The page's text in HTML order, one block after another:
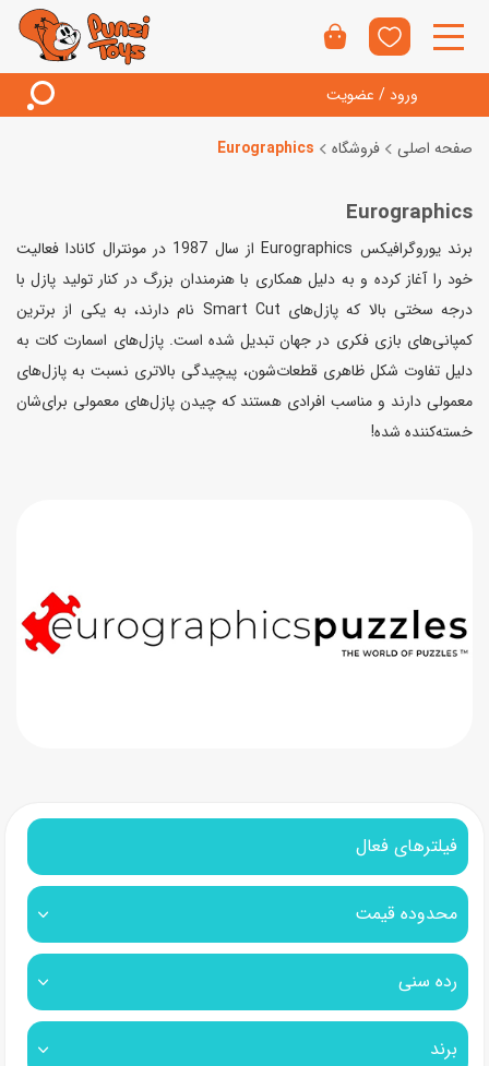
ورود / عضویت
صفحه اصلی فروشگاه Eurographics
Eurographics
برند یوروگرافیکس Eurographics از سال 1987 در مونترال کانادا فعالیت
خود را آغاز کرده و به دلیل همکاری با هنرمندان بزرگ در کنار تولید پازل‌ با
درجه سختی بالا که پازل‌های Smart Cut نام دارند، به یکی از برترین
کمپانی‌های بازی فکری در جهان تبدیل شده است. پازل‌های اسمارت کات به
دلیل تفاوت شکل ظاهری قطعات‌شون، پیچیدگی بالاتری نسبت به پازل‌های
معمولی دارند و مناسب افرادی هستند که چیدن پازل‌های معمولی برای‌شان
خسته‌کننده شده!
فیلترهای فعال
محدوده قیمت
رده سنی
برند